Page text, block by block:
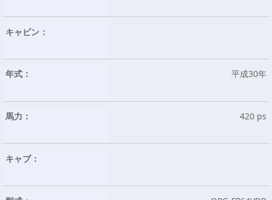
キャビン：
年式： 平成30年
馬力： 420 ps
キャブ：